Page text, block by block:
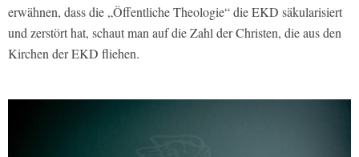
erwähnen, dass die „Öffentliche Theologie“ die EKD säkularisiert
und zerstört hat, schaut man auf die Zahl der Christen, die aus den
Kirchen der EKD fliehen.